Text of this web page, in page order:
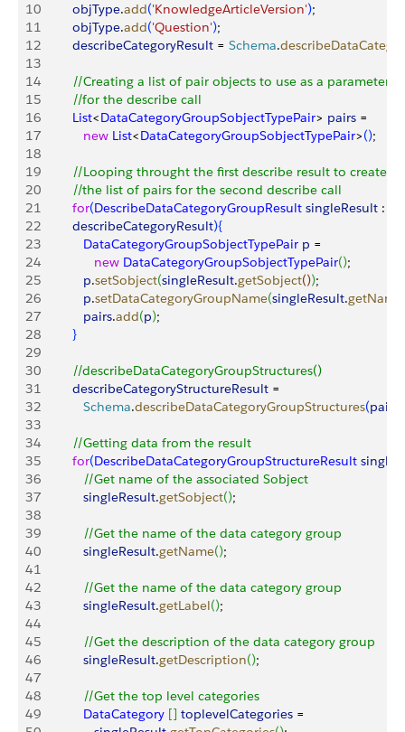
10
         objType
.add('KnowledgeArticleVersion');
11
         objType
.add('Question');
12
         describeCategoryResult
= Schema.
13
14
         //Creating a list of pair objects to use as a parameter
15
         //for the describe call
16
         List
<DataCategoryGroupSobjectTypePair> pairs =
17
            new
List<DataCategoryGroupSobjectTypePair>();
18
19
         //Looping throught the first describe result to create
20
         //the list of pairs for the second describe call
21
         for
(DescribeDataCategoryGroupResult singleResult :
22
         describeCategoryResult
){
23
            DataCategoryGroupSobjectTypePair
p =
24
               new
DataCategoryGroupSobjectTypePair();
25
            p
.setSobject(singleResult.getSobject());
26
            p
.setDataCategoryGroupName(singleResult.getName
27
            pairs
.add(p);
28
}
29
30
         //describeDataCategoryGroupStructures()
31
         describeCategoryStructureResult
=
32
            Schema
.describeDataCategoryGroupStructures(pairs
33
34
         //Getting data from the result
35
         for
(DescribeDataCategoryGroupStructureResult
36
            //Get name of the associated Sobject
37
            singleResult
.getSobject();
38
39
            //Get the name of the data category group
40
            singleResult
.getName();
41
42
            //Get the name of the data category group
43
            singleResult
.getLabel();
44
45
            //Get the description of the data category group
46
            singleResult
.getDescription();
47
48
            //Get the top level categories
49
            DataCategory
[] toplevelCategories =